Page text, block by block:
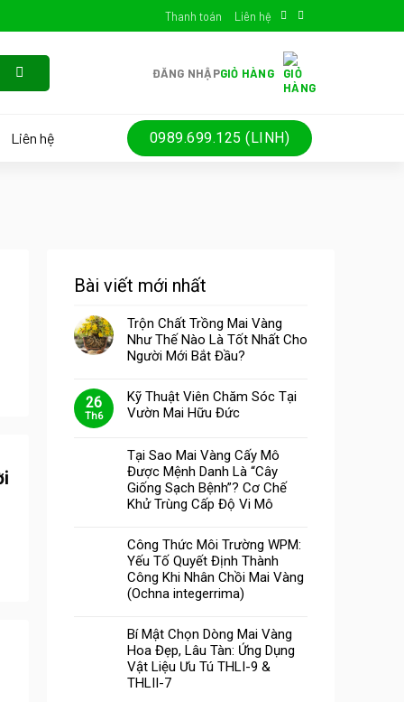
Thanh toán Liên hệ
ĐĂNG NHẬPGIỎ HÀNG
Liên hệ 0989.699.125 (LINH)
Bài viết mới nhất
Trộn Chất Trồng Mai Vàng
Như Thế Nào Là Tốt Nhất Cho
Người Mới Bắt Đầu?
26
Th6
Kỹ Thuật Viên Chăm Sóc Tại
Vườn Mai Hữu Đức
Tại Sao Mai Vàng Cấy Mô
Được Mệnh Danh Là “Cây
Giống Sạch Bệnh”? Cơ Chế
Khử Trùng Cấp Độ Vi Mô
Công Thức Môi Trường WPM:
Yếu Tố Quyết Định Thành
Công Khi Nhân Chồi Mai Vàng
(Ochna integerrima)
Bí Mật Chọn Dòng Mai Vàng
Hoa Đẹp, Lâu Tàn: Ứng Dụng
Vật Liệu Ưu Tú THLI-9 &
THLII-7